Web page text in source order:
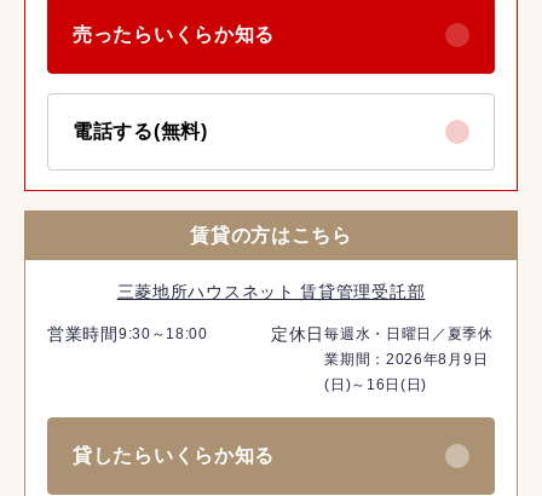
売ったらいくらか知る
電話する(無料)
賃貸の方はこちら
三菱地所ハウスネット 賃貸管理受託部
営業時間 9:30～18:00 定休日毎週水・日曜日／夏季休
業期間：2026年8月9日
(日)～16日(日)
貸したらいくらか知る